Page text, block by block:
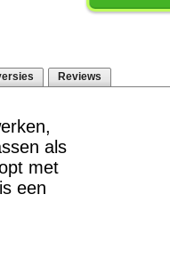
Reviews
als
met
een